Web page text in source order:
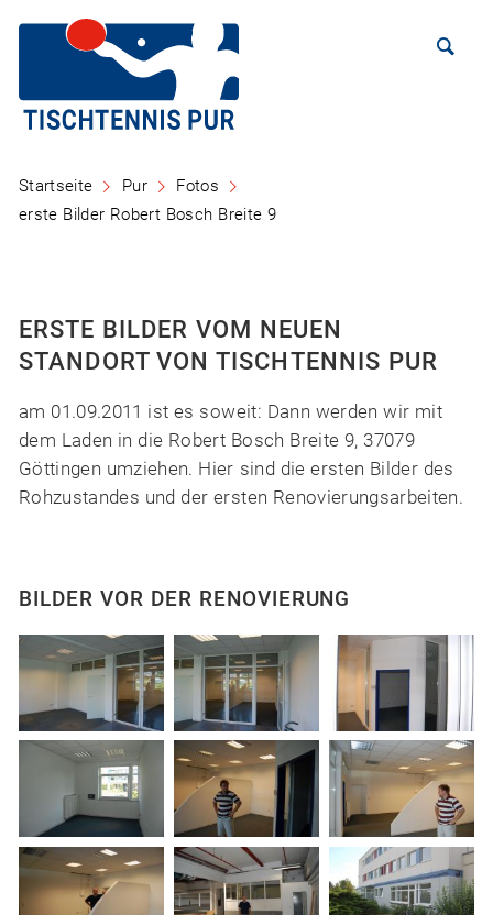
Startseite Pur
Fotos
erste Bilder Robert Bosch Breite 9
ERSTE BILDER VOM NEUEN
STANDORT VON TISCHTENNIS PUR
am 01.09.2011 ist es soweit: Dann werden wir mit
dem Laden in die Robert Bosch Breite 9, 37079
Göttingen umziehen. Hier sind die ersten Bilder des
Rohzustandes und der ersten Renovierungsarbeiten.
BILDER VOR DER RENOVIERUNG